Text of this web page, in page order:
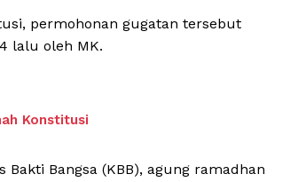
permohonan gugatan tersebut
lalu oleh MK.
Konstitusi
Bangsa (KBB), agung ramadhan